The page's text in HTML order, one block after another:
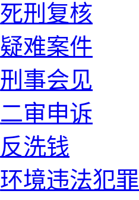
死刑复核
疑难案件
刑事会见
二审申诉
反洗钱
环境违法犯罪